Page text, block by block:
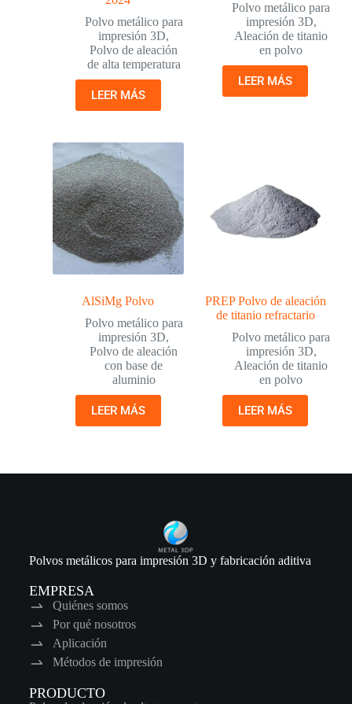
Polvo metálico para
impresión 3D,
Polvo de aleación
de alta temperatura
LEER MÁS
Polvo metálico para
impresión 3D,
Aleación de titanio
en polvo
LEER MÁS
AlSiMg Polvo
Polvo metálico para
impresión 3D,
Polvo de aleación
con base de
aluminio
LEER MÁS
PREP Polvo de aleación
de titanio refractario
Polvo metálico para
impresión 3D,
Aleación de titanio
en polvo
LEER MÁS
Polvos metálicos para impresión 3D y fabricación aditiva
EMPRESA
Quiénes somos
Por qué nosotros
Aplicación
Métodos de impresión
PRODUCTO